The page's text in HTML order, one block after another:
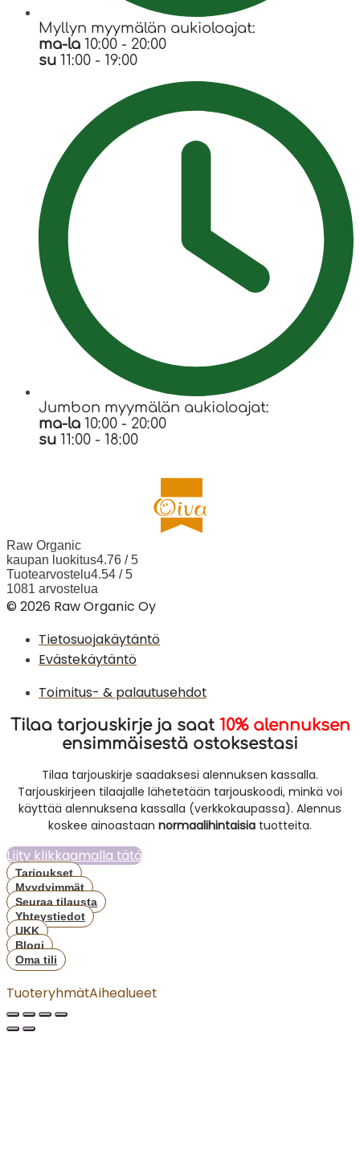
Myllyn myymälän aukioloajat:
ma-la 10:00 - 20:00
su 11:00 - 19:00
Jumbon myymälän aukioloajat:
ma-la 10:00 - 20:00
su 11:00 - 18:00
Raw Organic
kaupan luokitus4.76 / 5
Tuotearvostelu4.54 / 5
1081 arvostelua
© 2026 Raw Organic Oy
Tietosuojakäytäntö
Evästekäytäntö
Toimitus- & palautusehdot
Tilaa tarjouskirje ja saat 10% alennuksen
ensimmäisestä ostoksestasi
Tilaa tarjouskirje saadaksesi alennuksen kassalla.
Tarjouskirjeen tilaajalle lähetetään tarjouskoodi, minkä voi
käyttää alennuksena kassalla (verkkokaupassa). Alennus
koskee ainoastaan normaalihintaisia tuotteita.
Liity klikkaamalla tätä
Tarjoukset
Myydyimmät
Seuraa tilausta
Yhteystiedot
UKK
Blogi
Oma tili
TuoteryhmätAihealueet